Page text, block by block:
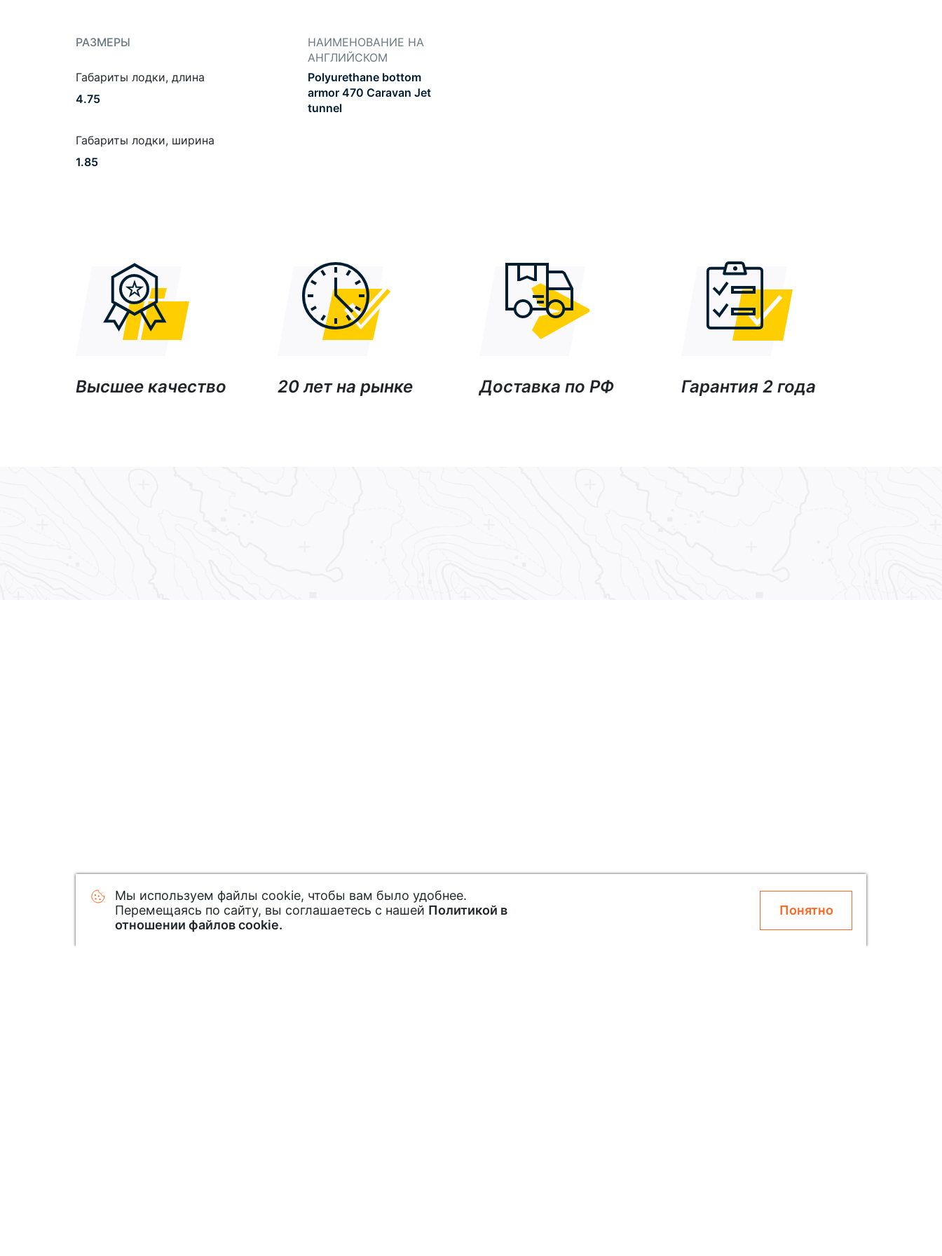
РАЗМЕРЫ
Габариты лодки, длина
4.75
Габариты лодки, ширина
1.85
НАИМЕНОВАНИЕ НА
АНГЛИЙСКОМ
Polyurethane bottom
armor 470 Caravan Jet
tunnel
Высшее качество 20 лет на рынке Доставка по РФ Гарантия 2 года
Мы используем файлы cookie, чтобы вам было удобнее.
Перемещаясь по сайту, вы соглашаетесь с нашей Политикой в
отношении файлов cookie.
Понятно